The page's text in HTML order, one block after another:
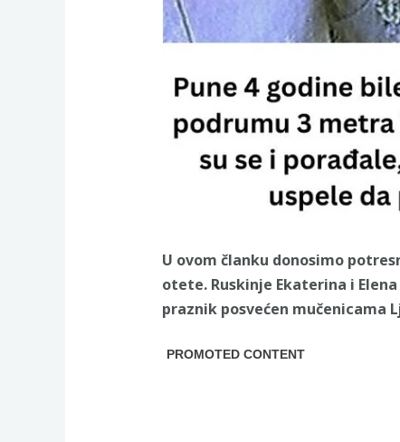
U ovom članku donosimo
otete. Ruskinje Ekaterina i
praznik posvećen mučenicama